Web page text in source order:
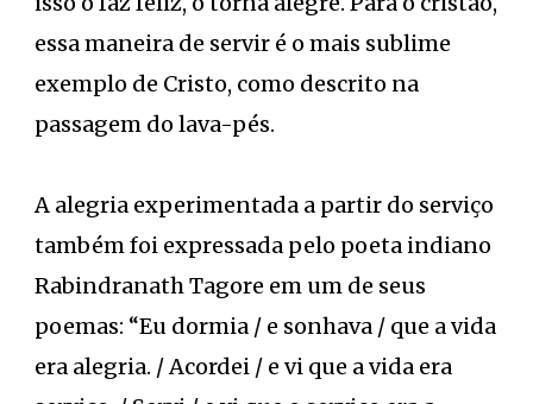
essa maneira de servir é o mais sublime
exemplo de Cristo, como descrito na
passagem do lava-pés.
A alegria experimentada a partir do serviço
também foi expressada pelo poeta indiano
Rabindranath Tagore em um de seus
poemas: “Eu dormia / e sonhava / que a vida
era alegria. / Acordei / e vi que a vida era